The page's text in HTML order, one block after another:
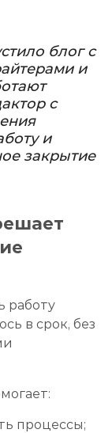
блог c
и
с
и
закрытие
работу
в срок, без
процессы;